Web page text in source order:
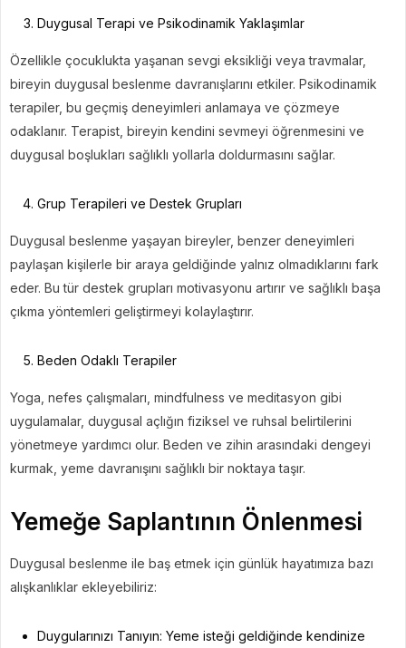
Duygusal Terapi ve Psikodinamik Yaklaşımlar
Özellikle çocuklukta yaşanan sevgi eksikliği veya travmalar,
bireyin duygusal beslenme davranışlarını etkiler. Psikodinamik
terapiler, bu geçmiş deneyimleri anlamaya ve çözmeye
odaklanır. Terapist, bireyin kendini sevmeyi öğrenmesini ve
duygusal boşlukları sağlıklı yollarla doldurmasını sağlar.
Grup Terapileri ve Destek Grupları
Duygusal beslenme yaşayan bireyler, benzer deneyimleri
paylaşan kişilerle bir araya geldiğinde yalnız olmadıklarını fark
eder. Bu tür destek grupları motivasyonu artırır ve sağlıklı başa
çıkma yöntemleri geliştirmeyi kolaylaştırır.
Beden Odaklı Terapiler
Yoga, nefes çalışmaları, mindfulness ve meditasyon gibi
uygulamalar, duygusal açlığın fiziksel ve ruhsal belirtilerini
yönetmeye yardımcı olur. Beden ve zihin arasındaki dengeyi
kurmak, yeme davranışını sağlıklı bir noktaya taşır.
Yemeğe Saplantının Önlenmesi
Duygusal beslenme ile baş etmek için günlük hayatımıza bazı
alışkanlıklar ekleyebiliriz:
Duygularınızı Tanıyın: Yeme isteği geldiğinde kendinize